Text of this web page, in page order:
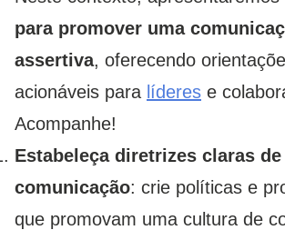
para promover uma
assertiva, oferecendo
acionáveis ​​para líderes e
Acompanhe!
Estabeleça diretrizes claras de
comunicação: crie políticas e
que promovam uma cultura de